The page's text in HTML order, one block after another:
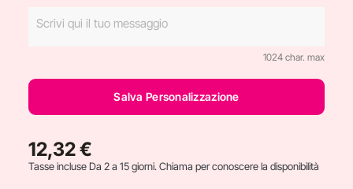
1024 char. max
Salva Personalizzazione
12,32 €
Tasse incluseDa 2 a 15 giorni. Chiama per conoscere la disponibilità